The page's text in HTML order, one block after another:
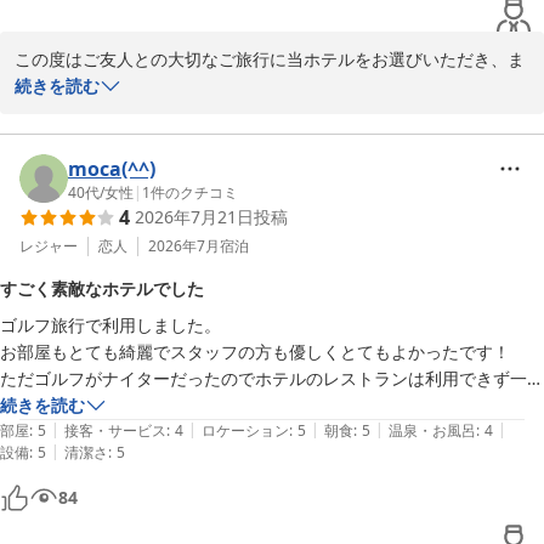
◆プール
子どもがまだ小さいので、重要視はしていなかったのですが、室内に滑
はゆっくりできそうです。外のプールの周りにはソファーの席があり、
そこから綺麗なプールを眺めるだけで癒されました。夕方にはサックス
やチェロなどの演奏もありました！
プールにつきましては、お部屋からの眺めをご堪能いただけました
こと、大変光栄にございます。
期間限定ではございますが、ライトアップされたプールに生演奏
これからもいただいたご期待を裏切ることのないよう、サービス・
品質のさらなえる工場に勤め、皆様に長く愛されるリゾートを目指
してまいります。
またお目にかかれます日を、スタッフ一同心よりお待ち申し上げて
おります。
ＰＧＭホテルリゾート沖縄（２０２６年４月２５日 先行営業開
始）
2026-05-06
この度はご友人との大切なご旅行に当ホテルをお選びいただき、ま
た素敵なご感想とお写真をお寄せいただきまして誠にありがとうご
「サービスも最高」「幸せな気持ちになれるホテル」とのお言葉を
頂戴し、スタッフ一同大変嬉しく拝読いたしました。おふたりのご
滞在が心に残る素敵な時間となりましたこと、私どもにとって何よ
りの喜びでございます。
また、館内の雰囲気が伝わる素敵なお写真もご投稿いただきありが
とうございます。旅の思い出の一部として当ホテルでの時間を残し
ていただけましたことを大変光栄に存じます。
当ホテルでは、ご滞在中さらにお楽しみいただけるよう、館内にレ
ストランやバー、ゆったりとお過ごしいただけるコーヒーラウンジ
などもご用意しております。お食事やお飲み物を楽しみながら、大
切な方との語らいの時間をお過ごしいただけましたら幸いです。
続きを読む
moca(^^)
40代/女性 | 1件のクチコミ
4 2026年7月21日投稿
レジャー 恋人 2026年7月宿泊
すごく素敵なホテルでした
ゴルフ旅行で利用しました。
お部屋もとても綺麗でスタッフの方も優しくとてもよかったです！
ただゴルフがナイターだったのでホテルのレストランは利用できず一度
車を出して買い物に出ました。ルームサービスのメニューがもう少し豊
富だったらいいなと思いました。
続きを読む
部屋: 5 | 接客・サービス: 4 | ロケーション: 5 | 朝食: 5 | 温泉・お風呂: 4 |
設備: 5 | 清潔さ: 5
84